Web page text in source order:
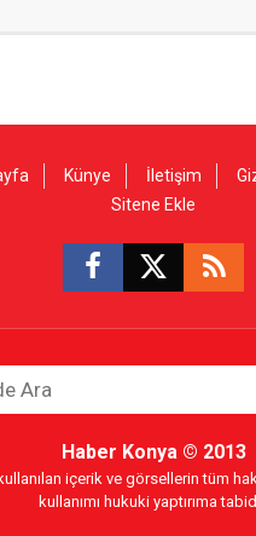
Künye İletişim
Sitene Ekle
Haber Konya© 2013
içerik ve görsellerin tüm
kullanımı hukuki yaptırıma